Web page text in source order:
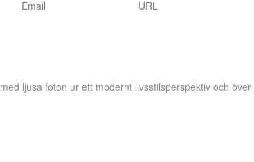
med ljusa foton ur ett modernt livsstilsperspektiv och